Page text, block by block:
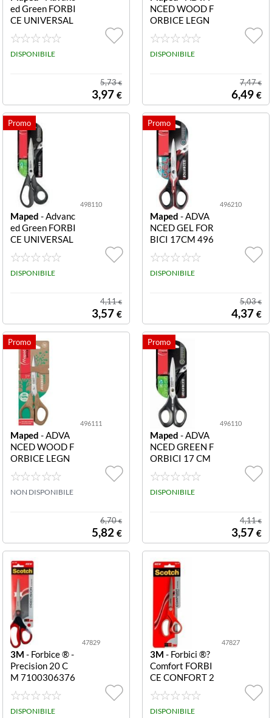
Forbici per carta (2)
ed Green FORBI
CE UNIVERSAL
CM 21 ASIM 49
9110 FORBICE
UNIVERSAL C
DISPONIBILE
5,73€
3,97 €
NCED WOOD F
ORBICE LEGN
O 18CM 49811
1 Maped Forbici
Advanced Legno
DISPONIBILE
7,47€
6,49 €
498110
Maped - Advanc
ed Green FORBI
CE UNIVERSAL
CM 18 ASIM 49
8110 FORBICE
UNIVERSAL C
DISPONIBILE
4,11€
3,57 €
496210
Maped - ADVA
NCED GEL FOR
BICI 17CM 496
210 FORBICI A
DVANCED GEL
17CM
DISPONIBILE
5,03€
4,37 €
496111
Maped - ADVA
NCED WOOD F
ORBICE LEGN
O 17CM 49611
1 Maped Forbici
Advanced Legno
NON DISPONIBILE
6,70€
5,82 €
496110
Maped - ADVA
NCED GREEN F
ORBICI 17 CM
496110 FORBI
CI ADVANCED
GREEN 17 CM
DISPONIBILE
4,11€
3,57 €
47829
3M - Forbice ® -
Precision 20 C
M 7100306376
FORBICE PREC
ISION 20 CM
DISPONIBILE
47827
3M - Forbici ®?
Comfort FORBI
CE CONFORT 2
0 CM 7000081
639 FORBICE C
ONFORT 20 C
DISPONIBILE